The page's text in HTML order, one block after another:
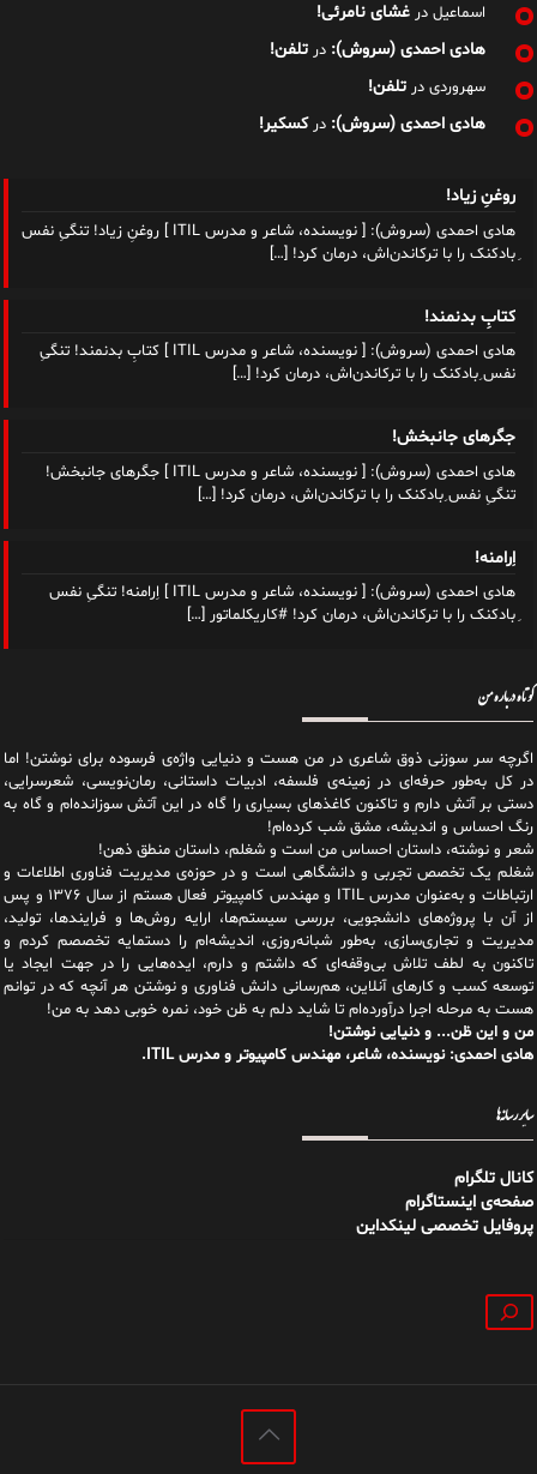
اسماعیل در غشای نامرئی!
هادی احمدی (سروش): در تلفن!
سهروردی در تلفن!
هادی احمدی (سروش): درکسکیر!
روغنِ زیاد!
هادی احمدی (سروش): [ نویسنده، شاعر و مدرس ITIL ] روغنِ زیاد! تنگیِ نفس
ِبادکنک را با ترکاندن‌اش، درمان کرد! […]
کتابِ بدنمند!
هادی احمدی (سروش): [ نویسنده، شاعر و مدرس ITIL ] کتابِ بدنمند! تنگیِ
نفس ِبادکنک را با ترکاندن‌اش، درمان کرد! […]
جگرهای جانبخش!
هادی احمدی (سروش): [ نویسنده، شاعر و مدرس ITIL ] جگرهای جانبخش!
تنگیِ نفس ِبادکنک را با ترکاندن‌اش، درمان کرد! […]
اِرامنه!
هادی احمدی (سروش): [ نویسنده، شاعر و مدرس ITIL ] اِرامنه! تنگیِ نفس
ِبادکنک را با ترکاندن‌اش، درمان کرد! #کاریکلماتور […]
کوتاه درباره من
اگرچه سر سوزنی ذوق شاعری در من هست و دنیایی واژه‌‌ی فرسوده برای نوشتن! اما
در کل به‌طور حرفه‌ای در زمینه‌ی فلسفه، ادبیات داستانی، رمان‌نویسی، شعرسرایی،
دستی بر آتش دارم و تاکنون کاغذهای بسیاری را گاه در این آتش سوزانده‌ام و گاه به
رنگ احساس و اندیشه، مشق شب کرده‌ام!
شعر و نوشته، داستان احساس من است و شغلم، داستان منطق ذهن!
شغلم یک تخصص تجربی و دانشگاهی است و در حوزه‌ی مدیریت فناوری اطلاعات و
ارتباطات و به‌عنوان مدرس ITIL و مهندس کامپیوتر فعال هستم از سال ۱۳۷۶ و پس
از آن با پروژه‌های دانشجویی، بررسی سیستم‌ها، ارایه روش‌ها و فرایندها، تولید،
مدیریت و تجاری‌سازی، به‌طور شبانه‌روزی، اندیشه‌ام را دستمایه تخصصم کردم و
تاکنون به لطف تلاش بی‌وقفه‌ای که داشتم و دارم، اید‌ه‌هایی را در جهت ایجاد یا
توسعه کسب و کارهای آنلاین، هم‌رسانی دانش فناوری و نوشتن هر آنچه که در توانم
هست به مرحله اجرا درآورده‌ام تا شاید دلم به ظن خود، نمره خوبی دهد به من!
من و این ظن... و دنیایی نوشتن!
هادی احمدی: نویسنده، شاعر، مهندس کامپیوتر و مدرس ITIL.
سایر رسانه‌ها
کانال تلگرام
صفحه‌ی اینستاگرام
پروفایل تخصصی لینکداین
جستجو